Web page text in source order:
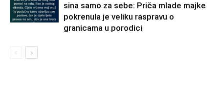
sina samo za sebe: Priča mlade majke
pokrenula je veliku raspravu o
granicama u porodici